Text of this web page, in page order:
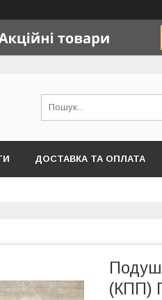
ДОСТАВКА ТА ОПЛАТА
(КПП)